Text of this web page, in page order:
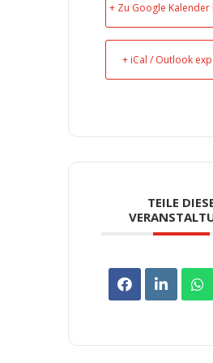
+ Zu Google Kalender
+ iCal / Outlook
TEILE